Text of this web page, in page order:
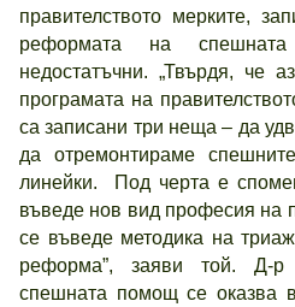
правителството мерките,
реформата на
недостатъчни. „Твърдя, че
програмата на
са записани три неща – да
да отремонтираме
линейки. Под черта е
въведе нов вид професия на
се въведе методика на
реформа”, заяви той. Д-р
спешната помощ се оказва